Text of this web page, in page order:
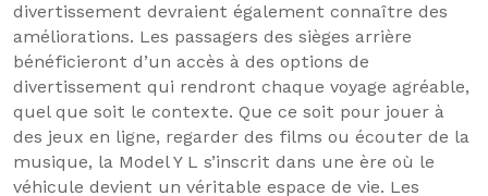
divertissement devraient également connaître des
améliorations. Les passagers des sièges arrière
bénéficieront d’un accès à des options de
divertissement qui rendront chaque voyage agréable,
quel que soit le contexte. Que ce soit pour jouer à
des jeux en ligne, regarder des films ou écouter de la
musique, la Model Y L s’inscrit dans une ère où le
véhicule devient un véritable espace de vie. Les